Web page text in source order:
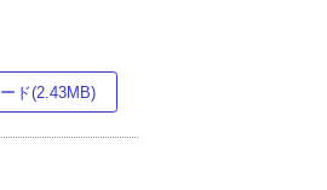
ド(2.43MB)